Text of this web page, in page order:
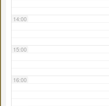
14:00
15:00
16:00